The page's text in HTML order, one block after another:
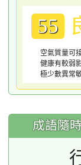
55
空氣質量可
健康有較弱
極少數異常
成語隨